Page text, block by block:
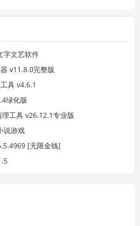
字文艺软件
v11.8.0完整版
具 v4.6.1
绿化版
工具 v26.12.1专业版
说游戏
[无限金钱]